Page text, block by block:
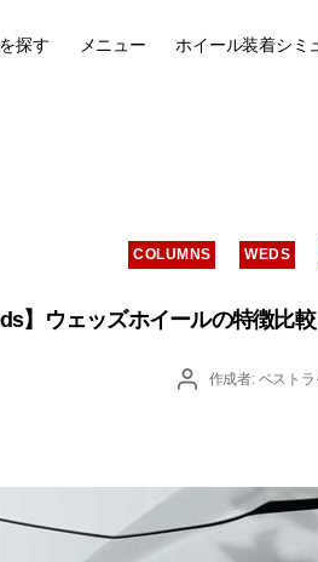
を探す メニュー ホイール装着シミ
COLUMNS WEDS
】ウェッズホイールの特徴比
投
作成者: ベスト